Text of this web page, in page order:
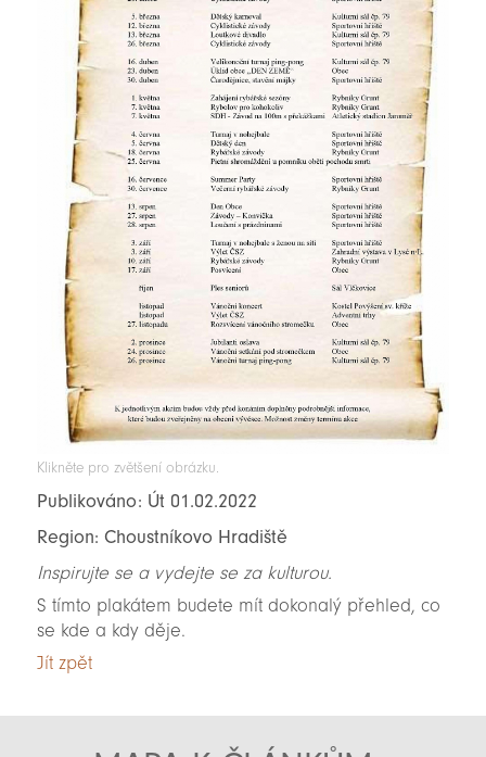
Klikněte pro zvětšení obrázku.
Publikováno: Út 01.02.2022
Region: Choustníkovo Hradiště
Inspirujte se a vydejte se za kulturou.
S tímto plakátem budete mít dokonalý přehled, co
se kde a kdy děje.
Jít zpět